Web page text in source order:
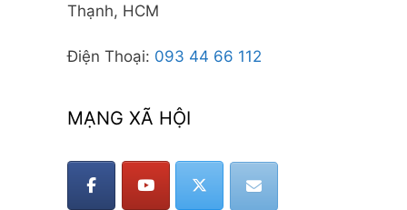
Thạnh, HCM
Điện Thoại: 093 44 66 112
MẠNG XÃ HỘI